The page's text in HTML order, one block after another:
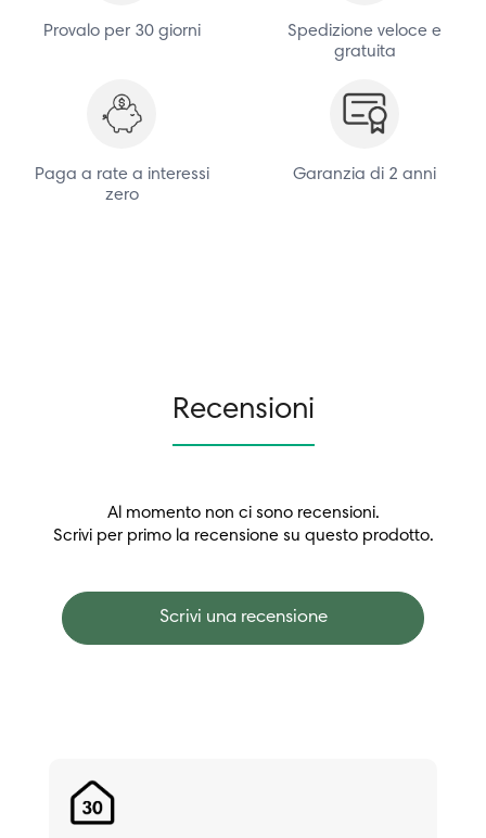
Provalo per 30 giorni
Spedizione veloce e
gratuita
Paga a rate a interessi
zero
Garanzia di 2 anni
Recensioni
Al momento non ci sono recensioni.
Scrivi per primo la recensione su questo prodotto.
Scrivi una recensione